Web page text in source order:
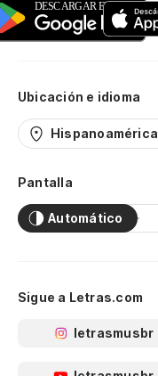
Ubicación e idioma
Hispanoamérica
Pantalla
Automático
Sigue a Letras.com
letrasmusbr